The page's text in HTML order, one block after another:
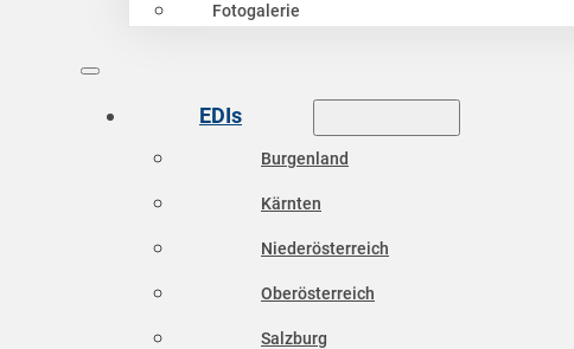
Fotogalerie
EDIs
Burgenland
Kärnten
Niederösterreich
Oberösterreich
Salzburg